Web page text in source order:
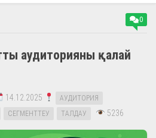
0
аудиторияны қалай
14.12.2025
АУДИТОРИЯ
СЕГМЕНТТЕУ ТАЛДАУ 5236